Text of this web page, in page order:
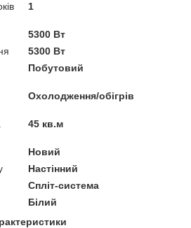
1
5300 Вт
5300 Вт
Побутовий
Охолодження/обігрів
45 кв.м
Новий
Настінний
Спліт-система
Білий